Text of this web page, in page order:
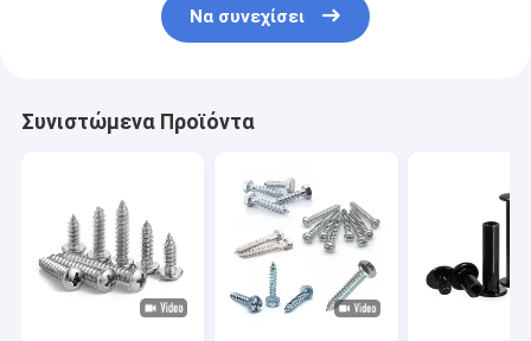
Να συνεχίσει
Συνιστώμενα Προϊόντα